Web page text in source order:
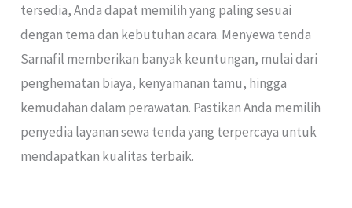
tersedia, Anda dapat memilih yang paling sesuai
dengan tema dan kebutuhan acara. Menyewa tenda
Sarnafil memberikan banyak keuntungan, mulai dari
penghematan biaya, kenyamanan tamu, hingga
kemudahan dalam perawatan. Pastikan Anda memilih
penyedia layanan sewa tenda yang terpercaya untuk
mendapatkan kualitas terbaik.